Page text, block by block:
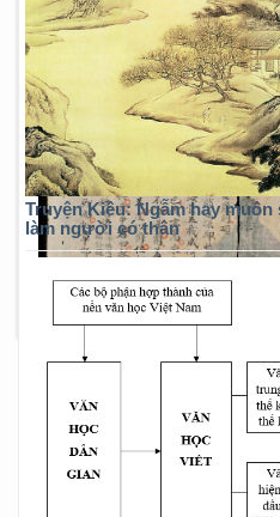
Truyện Kiều: Ngẫm hay
làm người có thân